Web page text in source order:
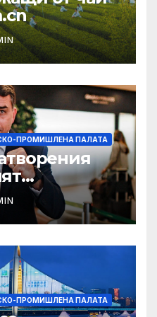
ПРОМИШЛЕНА ПАЛАТА
Флавио
на
ПРОМИШЛЕНА ПАЛАТА